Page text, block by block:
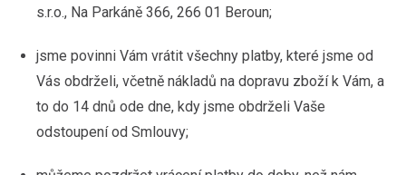
s.r.o., Na Parkáně 366, 266 01 Beroun;
jsme povinni Vám vrátit všechny platby, které jsme od
Vás obdrželi, včetně nákladů na dopravu zboží k Vám, a
to do 14 dnů ode dne, kdy jsme obdrželi Vaše
odstoupení od Smlouvy;